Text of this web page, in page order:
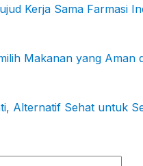
Kerja Sama Farmasi
Makanan yang Aman
Alternatif Sehat untuk